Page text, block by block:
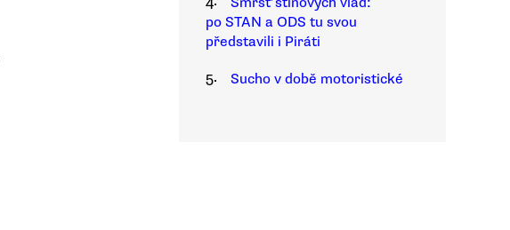
po STAN a ODS tu svou
představili i Piráti
5.
Sucho v době motoristické